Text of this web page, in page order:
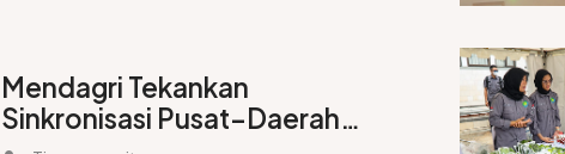
Mendagri Tekankan
Sinkronisasi Pusat–Daerah